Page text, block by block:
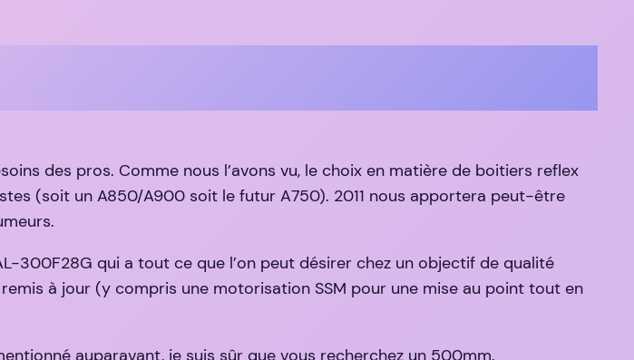
des pros. Comme nous l’avons vu, le choix en matière de boitiers reflex
(soit un A850/A900 soit le futur A750). 2011 nous apportera peut-être
300F28G qui a tout ce que l’on peut désirer chez un objectif de qualité
à jour (y compris une motorisation SSM pour une mise au point tout en